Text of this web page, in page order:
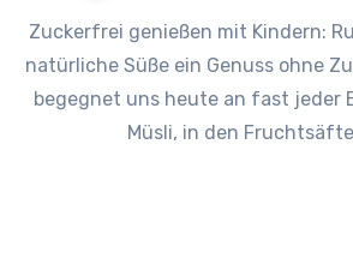
Zuckerfrei genießen mit Kindern: Ruhe im Kopf durch
natürliche Süße ein Genuss ohne
begegnet uns heute an fast jeder
Müsli, in den